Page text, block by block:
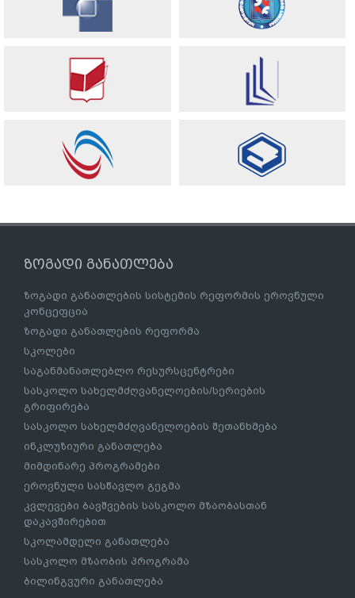
ზოგადი განათლება
ზოგადი განათლების სისტემის რეფორმის ეროვნული
კონცეფცია
ზოგადი განათლების რეფორმა
სკოლები
საგანმანათლებლო რესურსცენტრები
სასკოლო სახელმძღვანელოების/სერიების
გრიფირება
სასკოლო სახელმძღვანელოების შეთანხმება
ინკლუზიური განათლება
მიმდინარე პროგრამები
ეროვნული სასწავლო გეგმა
კვლევები ბავშვების სასკოლო მზაობასთან
დაკავშირებით
სკოლამდელი განათლება
სასკოლო მზაობის პროგრამა
ბილინგვური განათლება